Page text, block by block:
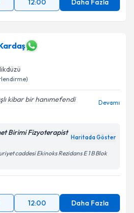
12:00 Daha Fazla
kibar bir hanımefendi
Devamı
Birimi Fizyoterapist
Haritada Göster
caddesi Ekinoks Rezidans E 1 B Blok
12:00 Daha Fazla